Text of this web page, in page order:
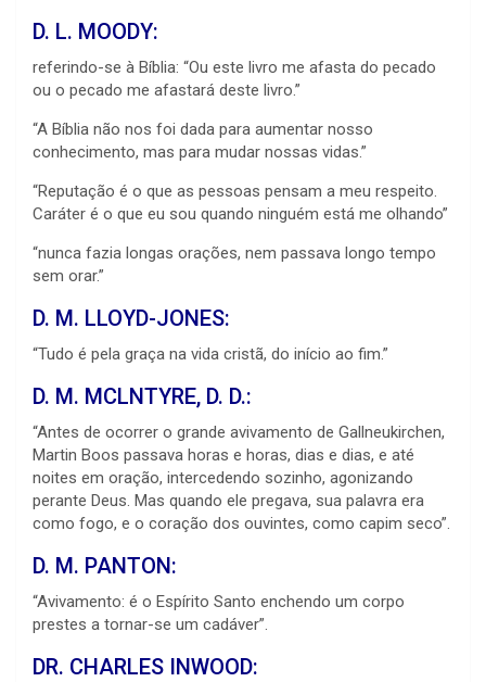
D. L. MOODY:
referindo-se à Bíblia: “Ou este livro me afasta do pecado
ou o pecado me afastará deste livro.”
“A Bíblia não nos foi dada para aumentar nosso
conhecimento, mas para mudar nossas vidas.”
“Reputação é o que as pessoas pensam a meu respeito.
Caráter é o que eu sou quando ninguém está me olhando”
“nunca fazia longas orações, nem passava longo tempo
sem orar.”
D. M. LLOYD-JONES:
“Tudo é pela graça na vida cristã, do início ao fim.”
D. M. MCLNTYRE, D. D.:
“Antes de ocorrer o grande avivamento de Gallneukirchen,
Martin Boos passava horas e horas, dias e dias, e até
noites em oração, intercedendo sozinho, agonizando
perante Deus. Mas quando ele pregava, sua palavra era
como fogo, e o coração dos ouvintes, como capim seco”.
D. M. PANTON:
“Avivamento: é o Espírito Santo enchendo um corpo
prestes a tornar-se um cadáver”.
DR. CHARLES INWOOD: